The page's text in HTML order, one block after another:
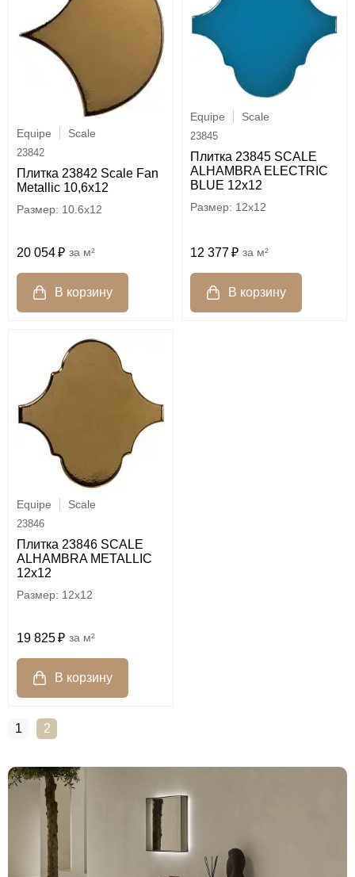
Equipe Scale
23842
Плитка 23842 Scale Fan
Metallic 10,6х12
10.6x12
20 054 м²
Equipe Scale
23845
Плитка 23845 SCALE
ALHAMBRA ELECTRIC
BLUE 12х12
12x12
12 377 м²
Equipe Scale
23846
Плитка 23846 SCALE
ALHAMBRA METALLIC
12х12
12x12
19 825 м²
1 2